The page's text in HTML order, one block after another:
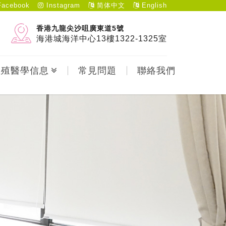
Instagram 简体中文 English
香港九龍尖沙咀廣東道5號
海港城海洋中心13樓1322-1325室
醫學信息 常見問題 聯絡我們